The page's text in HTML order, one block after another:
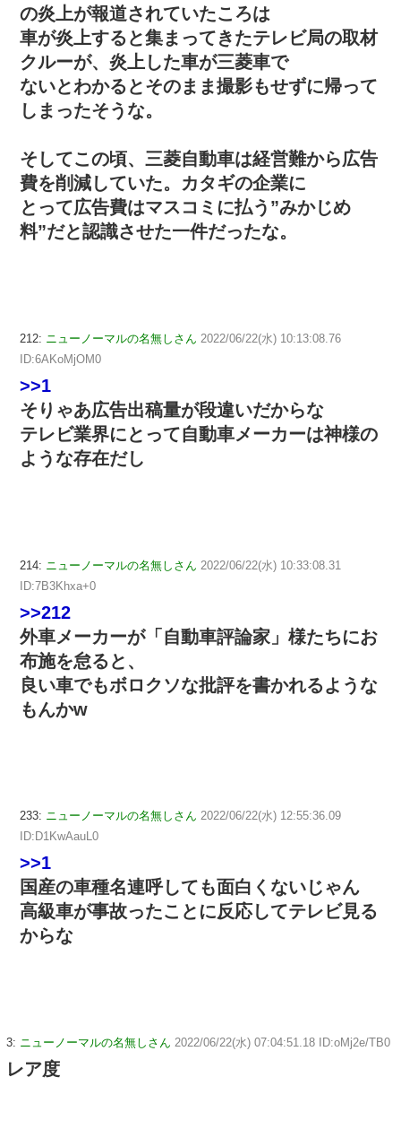
の炎上が報道されていたころは
車が炎上すると集まってきたテレビ局の取材
クルーが、炎上した車が三菱車で
ないとわかるとそのまま撮影もせずに帰って
しまったそうな。
そしてこの頃、三菱自動車は経営難から広告
費を削減していた。カタギの企業に
とって広告費はマスコミに払う”みかじめ
料”だと認識させた一件だったな。
212: ニューノーマルの名無しさん 2022/06/22(水) 10:13:08.76
ID:6AKoMjOM0
>>1
そりゃあ広告出稿量が段違いだからな
テレビ業界にとって自動車メーカーは神様の
ような存在だし
214: ニューノーマルの名無しさん 2022/06/22(水) 10:33:08.31
ID:7B3Khxa+0
>>212
外車メーカーが「自動車評論家」様たちにお
布施を怠ると、
良い車でもボロクソな批評を書かれるような
もんかw
233: ニューノーマルの名無しさん 2022/06/22(水) 12:55:36.09
ID:D1KwAauL0
>>1
国産の車種名連呼しても面白くないじゃん
高級車が事故ったことに反応してテレビ見る
からな
3: ニューノーマルの名無しさん 2022/06/22(水) 07:04:51.18 ID:oMj2e/TB0
レア度